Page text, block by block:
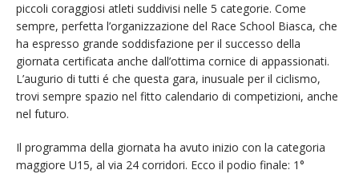
piccoli coraggiosi atleti suddivisi nelle 5 categorie. Come
sempre, perfetta l’organizzazione del Race School Biasca, che
ha espresso grande soddisfazione per il successo della
giornata certificata anche dall’ottima cornice di appassionati.
L’augurio di tutti é che questa gara, inusuale per il ciclismo,
trovi sempre spazio nel fitto calendario di competizioni, anche
nel futuro.
Il programma della giornata ha avuto inizio con la categoria
maggiore U15, al via 24 corridori. Ecco il podio finale: 1°